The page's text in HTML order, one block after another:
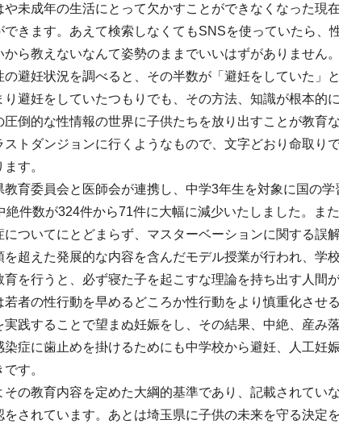
や未成年の生活にとって欠かすことができなくなった現
できます。あえて検索しなくてもSNSを使っていたら
ら教えないなんて姿勢のままでいいはずがありません。
避妊状況を調べると、その半数が「避妊をしていた」
避妊をしていたつもりでも、その方法、知識が根本的
圧倒的な性情報の世界に子供たちを放り出すことが教育
トダンジョンに行くようなもので、文字どおり命取り
す。
育委員会と医師会が連携し、中学3年生を対象に国の
絶件数が324件から71件に大幅に減少いたしました。ま
についてにとどまらず、マスターベーションに関する誤
を超えた発展的な内容を含んだモデル授業が行われ、学
育を行うと、必ず寝た子を起こすな理論を持ち出す人間
若者の性行動を早めるどころか性行動をより慎重化させ
実践することで望まぬ妊娠をし、その結果、中絶、産み
染症に歯止めを掛けるためにも中学校から避妊、人工妊
す。
の教育内容を定めた大綱的基準であり、記載されてい
をされています。あとは埼玉県に子供の未来を守る決定